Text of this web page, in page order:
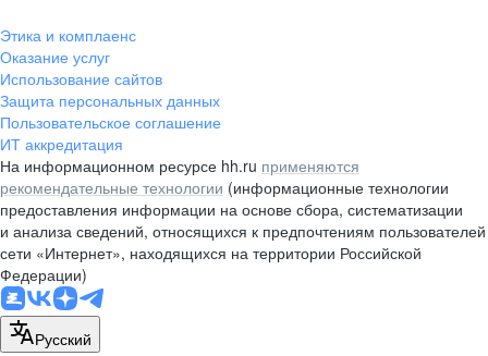
pr@rabota.by
Алматы
пр. Абая, д. 151, БЦ Алатау,
12 этаж, офис 1209
+7 727 232-13-13
pr@headhunter.com.kz
Этика и комплаенс
Оказание услуг
Использование сайтов
Защита персональных данных
Пользовательское соглашение
ИТ аккредитация
На информационном ресурсе hh.ru применяются
рекомендательные технологии (информационные технологии
предоставления информации на основе сбора, систематизации
и анализа сведений, относящихся к предпочтениям пользователей
сети «Интернет», находящихся на территории Российской
Федерации)
Русский